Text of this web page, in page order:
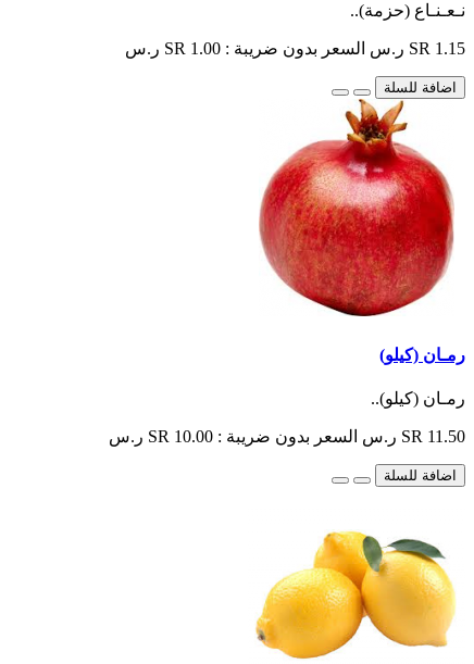
نـعـنـاع (حزمة)..
SR 1.15 ر.س السعر بدون ضريبة : SR 1.00 ر.س
اضافة للسلة
رمـان (كيلو)
رمـان (كيلو)..
SR 11.50 ر.س السعر بدون ضريبة : SR 10.00 ر.س
اضافة للسلة